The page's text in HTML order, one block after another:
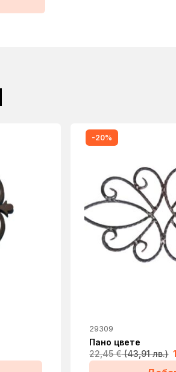
-20%
29309
Пано цвете
22,45€ (43,91 лв.)